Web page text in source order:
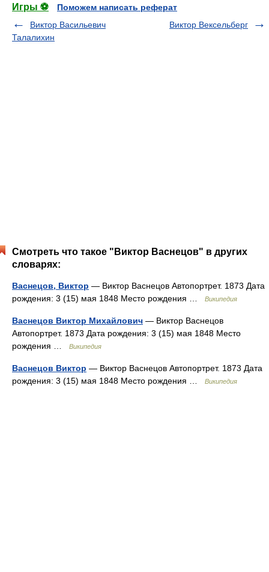
Игры ⚽
Поможем написать реферат
Виктор Васильевич
Талалихин
Виктор Вексельберг
Смотреть что такое "Виктор Васнецов" в других
словарях:
Васнецов, Виктор — Виктор Васнецов Автопортрет. 1873 Дата
рождения: 3 (15) мая 1848 Место рождения …
Википедия
Васнецов Виктор Михайлович — Виктор Васнецов
Автопортрет. 1873 Дата рождения: 3 (15) мая 1848 Место
рождения …
Википедия
Васнецов Виктор — Виктор Васнецов Автопортрет. 1873 Дата
рождения: 3 (15) мая 1848 Место рождения …
Википедия